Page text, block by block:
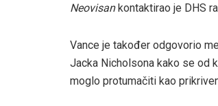
Neovisankontaktirao je DHS
Vance je također odgovorio
Jacka Nicholsona kako se od
moglo protumačiti kao